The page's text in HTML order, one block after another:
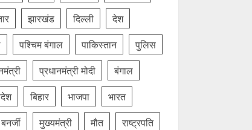
झारखंड दिल्‍ली
देश
पश्चिम बंगाल पाकिस्तान
पुलिस
प्रधानमंत्री मोदी
बंगाल
बिहार भाजपा
भारत
मुख्यमंत्री मौत राष्ट्रपति